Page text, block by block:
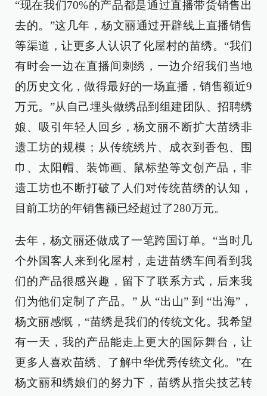
“现在我们70%的产品都是通过直播带货销售出
去的。”这几年，杨文丽通过开辟线上直播销售
等渠道，让更多人认识了化屋村的苗绣。“我们
有时会一边在直播间刺绣，一边介绍我们当地
的历史文化，做得最好的一场直播，销售额近9
万元。”从自己埋头做绣品到组建团队、招聘绣
娘、吸引年轻人回乡，杨文丽不断扩大苗绣非
遗工坊的规模；从传统绣片、成衣到香包、围
巾、太阳帽、装饰画、鼠标垫等文创产品，非
遗工坊也不断打破了人们对传统苗绣的认知，
目前工坊的年销售额已经超过了280万元。
去年，杨文丽还做成了一笔跨国订单。“当时几
个外国客人来到化屋村，走进苗绣车间看到我
们的产品很感兴趣，留下了联系方式，后来我
们为他们定制了产品。” 从 “出山” 到 “出海”，
杨文丽感慨，“苗绣是我们的传统文化。我希望
有一天，我的产品能走上更大的国际舞台，让
更多人喜欢苗绣、了解中华优秀传统文化。”在
杨文丽和绣娘们的努力下，苗绣从指尖技艺转